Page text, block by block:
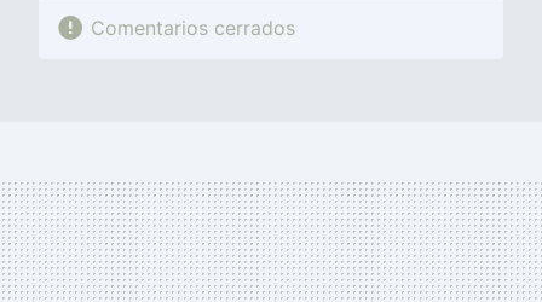
Comentarios cerrados